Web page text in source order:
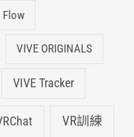
Flow
VIVE ORIGINALS
VIVE Tracker
VR訓練